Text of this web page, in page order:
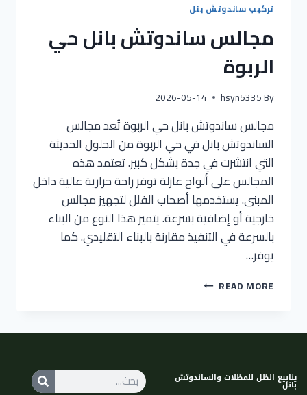
تركيب ساندوتش بنل
مجالس ساندوتش بانل حي
الربوة
By
hsyn5335
2026-05-14
مجالس ساندوتش بانل حي الربوة تُعد مجالس
الساندوتش بانل في حي الربوة من الحلول الحديثة
التي انتشرت في جدة بشكل كبير. تعتمد هذه
المجالس على ألواح عازلة توفر راحة حرارية عالية داخل
المبنى. يستخدمها أصحاب الفلل لتجهيز مجالس
خارجية أو إضافية بسرعة. يتميز هذا النوع من البناء
بالسرعة في التنفيذ مقارنة بالبناء التقليدي. كما
يوفر…
READ MORE
ينابيع الظل للمظلات والساندوتش
بانل